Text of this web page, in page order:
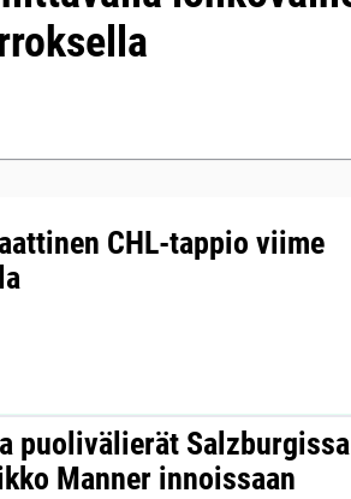
CHL-tappio viime
puolivälierät
Manner innoissaan